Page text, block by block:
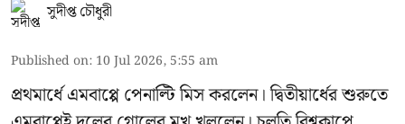
সুদীপ্ত চৌধুরী
Published on: 10 Jul 2026, 5:55 am
প্রথমার্ধে এমবাপ্পে পেনাল্টি মিস করলেন। দ্বিতীয়ার্ধের শুরুতে